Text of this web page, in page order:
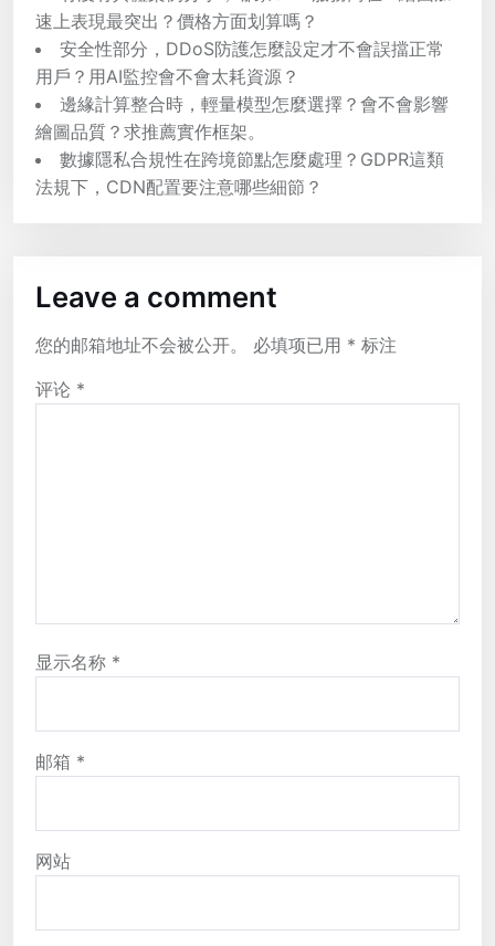
速上表現最突出？價格方面划算嗎？
安全性部分，DDoS防護怎麼設定才不會誤擋正常
用戶？用AI監控會不會太耗資源？
邊緣計算整合時，輕量模型怎麼選擇？會不會影響
繪圖品質？求推薦實作框架。
數據隱私合規性在跨境節點怎麼處理？GDPR這類
法規下，CDN配置要注意哪些細節？
Leave a comment
您的邮箱地址不会被公开。 必填项已用 * 标注
评论 *
显示名称 *
邮箱 *
网站